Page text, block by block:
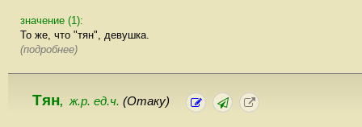
значение (1):
То же, что "тян", девушка.
(подробнее)
Тян, ж.р. ед.ч. (Отаку)